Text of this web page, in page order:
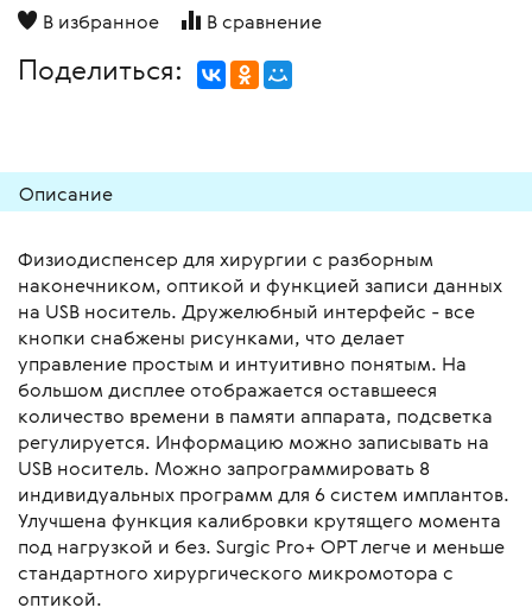
В избранное
В сравнение
Поделиться:
Описание
Физиодиспенсер для хирургии с разборным
наконечником, оптикой и функцией записи данных
на USB носитель. Дружелюбный интерфейс - все
кнопки снабжены рисунками, что делает
управление простым и интуитивно понятым. На
большом дисплее отображается оставшееся
количество времени в памяти аппарата, подсветка
регулируется. Информацию можно записывать на
USB носитель. Можно запрограммировать 8
индивидуальных программ для 6 систем имплантов.
Улучшена функция калибровки крутящего момента
под нагрузкой и без. Surgic Pro+ OPT легче и меньше
стандартного хирургического микромотора с
оптикой.